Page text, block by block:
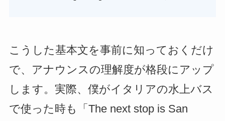
こうした基本文を事前に知っておくだけ
で、アナウンスの理解度が格段にアップ
します。実際、僕がイタリアの水上バス
で使った時も「The next stop is San